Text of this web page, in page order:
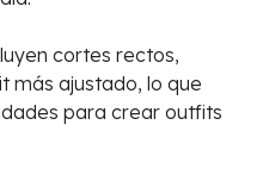
cortes rectos,
más ajustado, lo que
para crear outfits